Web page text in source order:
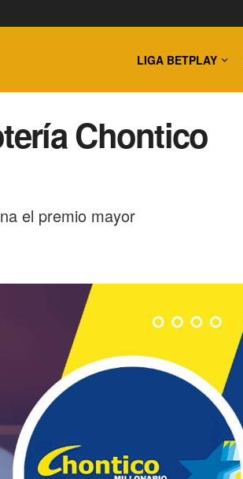
LIGA BETPLAY
Chontico
el premio mayor